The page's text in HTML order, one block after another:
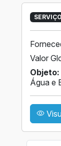
Valor
Objeto:
Água e